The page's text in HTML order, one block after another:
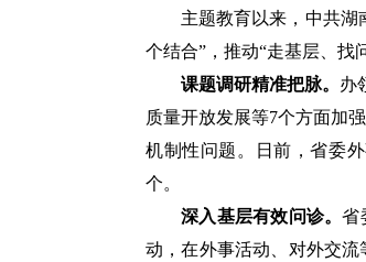
主题教育以来，中共湖
个结合”，推动“走基层、找
课题调研精准把脉。 办
质量开放发展等7个方面加
机制性问题。日前，省委
个。
深入基层有效问诊。省
动，在外事活动、对外交